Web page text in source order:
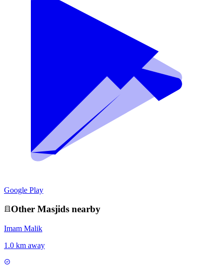
Google Play
Other Masjids nearby
Imam Malik
1.0 km away